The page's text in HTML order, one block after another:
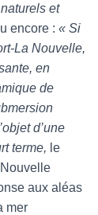
et
encore : « Si
La Nouvelle,
en
de
d’une
terme, le
aux aléas
mer